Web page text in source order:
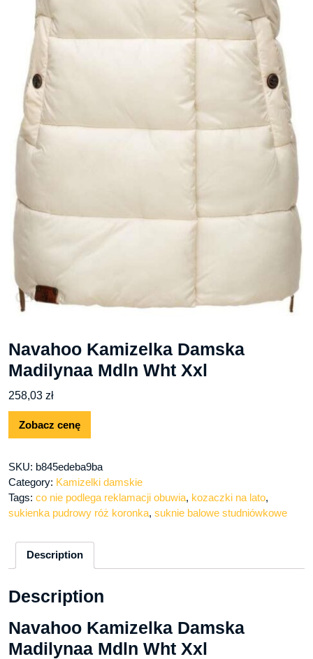
Navahoo Kamizelka Damska
Madilynaa Mdln Wht Xxl
258,03 zł
Zobacz cenę
SKU: b845edeba9ba
Category: Kamizelki damskie
Tags: co nie podlega reklamacji obuwia, kozaczki na lato,
sukienka pudrowy róż koronka, suknie balowe studniówkowe
Description
Description
Navahoo Kamizelka Damska
Madilynaa Mdln Wht Xxl